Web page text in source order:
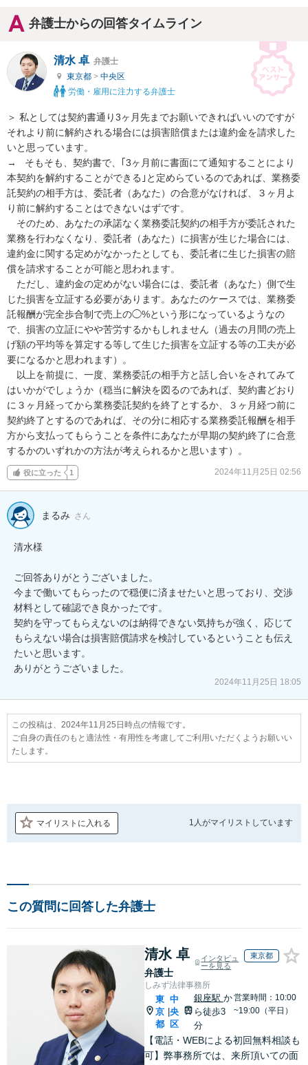
弁護士からの回答タイムライン
清水 卓 弁護士
東京都 > 中央区
労働・雇用に注力する弁護士
＞ 私としては契約書通り3ヶ月先までお願いできればいいのですが
それより前に解約される場合には損害賠償または違約金を請求した
いと思っています。
→   そもそも、契約書で、｢3ヶ月前に書面にて通知することにより
本契約を解約することができる｣と定めらているのであれば、業務委
託契約の相手方は、委託者（あなた）の合意がなければ、３ヶ月よ
り前に解約することはできないはずです。
そのため、あなたの承諾なく業務委託契約の相手方が委託された
業務を行わなくなり、委託者（あなた）に損害が生じた場合には、
違約金に関する定めがなかったとしても、委託者に生じた損害の賠
償を請求することが可能と思われます。
ただし、違約金の定めがない場合には、委託者（あなた）側で生
じた損害を立証する必要があります。あなたのケースでは、業務委
託報酬が完全歩合制で売上の◯%という形になっているようなの
で、損害の立証にやや苦労するかもしれません（過去の月間の売上
げ額の平均等を算定する等して生じた損害を立証する等の工夫が必
要になるかと思われます）。
以上を前提に、一度、業務委託の相手方と話し合いをされてみて
はいかがでしょうか（穏当に解決を図るのであれば、契約書どおり
に３ヶ月経ってから業務委託契約を終了とするか、３ヶ月経つ前に
契約終了とするのであれば、その分に相応する業務委託報酬を相手
方から支払ってもらうことを条件にあなたが早期の契約終了に合意
するかのいずれかの方法が考えられるかと思います）。
役に立った 1 2024年11月25日 02:56
まるみ さん
清水様
ご回答ありがとうございました。
今まで働いてもらったので穏便に済ませたいと思っており、交渉
材料として確認でき良かったです。
契約を守ってもらえないのは納得できない気持ちが強く、応じて
もらえない場合は損害賠償請求を検討しているということも伝え
たいと思います。
ありがとうございました。
2024年11月25日 18:05
この投稿は、2024年11月25日時点の情報です。
ご自身の責任のもと適法性・有用性を考慮してご利用いただくようお願いい
たします。
マイリストに入れる 1人がマイリストしています
この質問に回答した弁護士
清水 卓
弁護士
インタビュ
ーを見る
東京都
しみず法律事務所
東
京
都
|
中
央
区
銀座駅 か
ら徒歩3
分
営業時間：10:00
~19:00（平日）
【電話・WEBによる初回無料相談も
可】弊事務所では、来所頂いての面